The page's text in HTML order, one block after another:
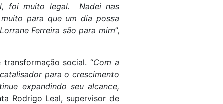
foi muito legal. Nadei nas
para que um dia possa
Ferreira são para mim”,
social. “Com a
para o crescimento
expandindo seu alcance,
Rodrigo Leal, supervisor de